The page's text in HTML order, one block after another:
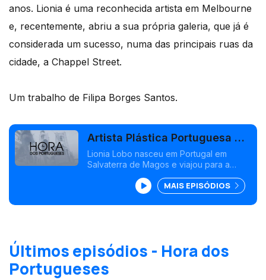
anos. Lionia é uma reconhecida artista em Melbourne
e, recentemente, abriu a sua própria galeria, que já é
considerada um sucesso, numa das principais ruas da
cidade, a Chappel Street.
Um trabalho de Filipa Borges Santos.
Artista Plástica Portuguesa em
Melbourne
Lionia Lobo nasceu em Portugal em
Salvaterra de Magos e viajou para a
MAIS EPISÓDIOS
Últimos episódios - Hora dos
Portugueses